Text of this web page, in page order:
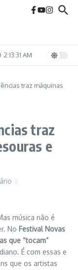
2:13:31 AM
traz máquinas
traz
e
música não é
No Festival Novas
que “tocam”
É com essas e
que os artistas